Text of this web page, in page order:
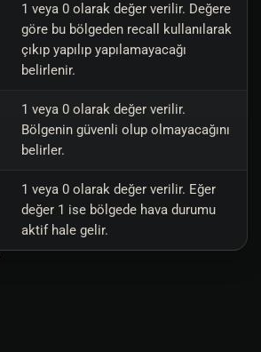
1 veya 0 olarak değer verilir. Değere
göre bu bölgeden recall kullanılarak
çıkıp yapılıp yapılamayacağı
belirlenir.
1 veya 0 olarak değer verilir.
Bölgenin güvenli olup olmayacağını
belirler.
1 veya 0 olarak değer verilir. Eğer
değer 1 ise bölgede hava durumu
aktif hale gelir.